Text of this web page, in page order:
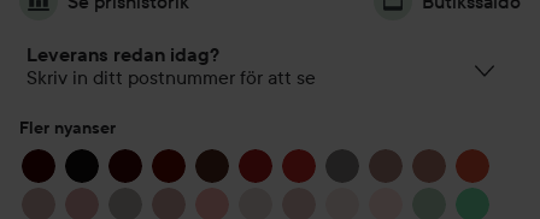
Leverans redan idag?
Skriv in ditt postnummer för att se
Fler nyanser